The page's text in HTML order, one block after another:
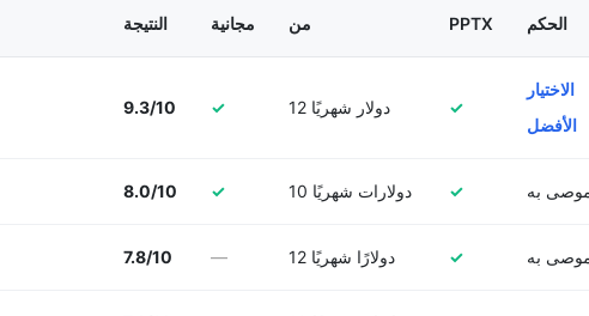
النتيجة مجانية من PPTX الحكم
9.3/10 ✓ 12 دولار شهريًا ✓
الاختيار
الأفضل
8.0/10 ✓ 10 دولارات شهريًا ✓ به
7.8/10 — 12 دولارًا شهريًا ✓ به